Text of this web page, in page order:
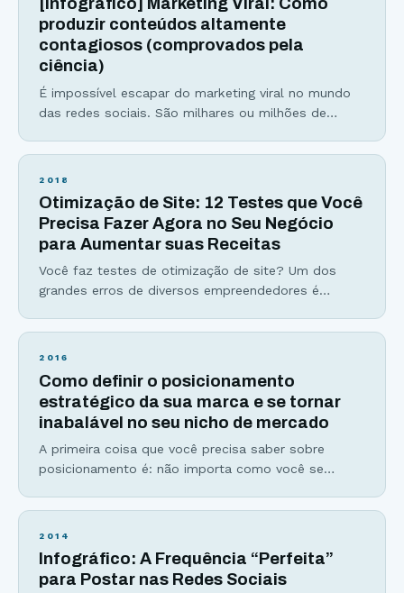
conversão de um produto ou
[Infográfico] Marketing Viral: Como
produzir conteúdos altamente
contagiosos (comprovados pela
ciência)
É impossível escapar do marketing viral no mundo
das redes sociais. São milhares ou milhões de
único conteúdo. Números que surpreendem e
entender por que um conteúdo viralizou, entretanto
com um pouco de atenção conseguimos perceber
algumas características universais
2018
Otimização de Site: 12 Testes que Você
Precisa Fazer Agora no Seu Negócio
para Aumentar suas Receitas
Você faz testes de otimização de site? Um dos
grandes erros de diversos empreendedores é
tipos de páginas, design e copy serão eficientes. A
busque ter um negócio bem sucedido. E
2016
Como definir o posicionamento
estratégico da sua marca e se tornar
inabalável no seu nicho de mercado
A primeira coisa que você precisa saber sobre
posicionamento é: não importa como você se
clientes enxergam você! De nada adianta afirmar
trabalho como algo relevante em seu nicho. A
2014
Infográfico: A Frequência “Perfeita”
para Postar nas Redes Sociais